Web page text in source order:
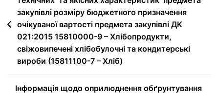
закупівлі розміру бюджетного призначення
очікуваної вартості предмета закупівлі ДК
021:2015 15810000-9 – Хлібопродукти,
свіжовипечені хлібобулочні та кондитерські
вироби (15811100-7 – Хліб)
Інформація щодо оприлюднення обґрунтування